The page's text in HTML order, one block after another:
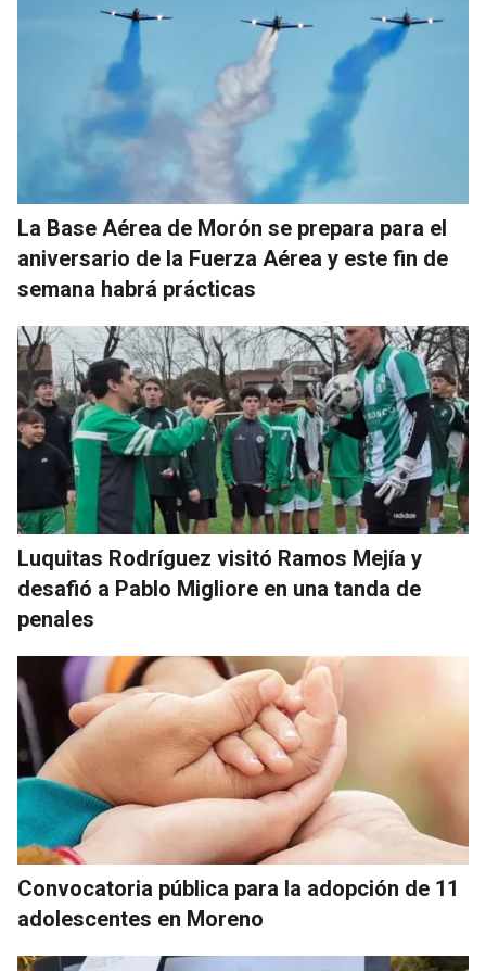
La Base Aérea de Morón se prepara para el
aniversario de la Fuerza Aérea y este fin de
semana habrá prácticas
Luquitas Rodríguez visitó Ramos Mejía y
desafió a Pablo Migliore en una tanda de
penales
Convocatoria pública para la adopción de 11
adolescentes en Moreno